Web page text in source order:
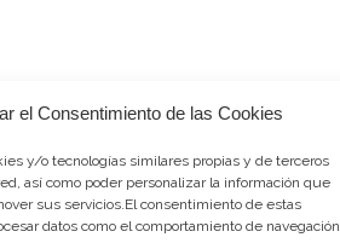
el Consentimiento de las Cookies
y/o tecnologías similares propias y de terceros
así como poder personalizar la información que
sus servicios.El consentimiento de estas
datos como el comportamiento de navegación